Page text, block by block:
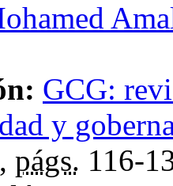
GCG:
y
, págs. 116-